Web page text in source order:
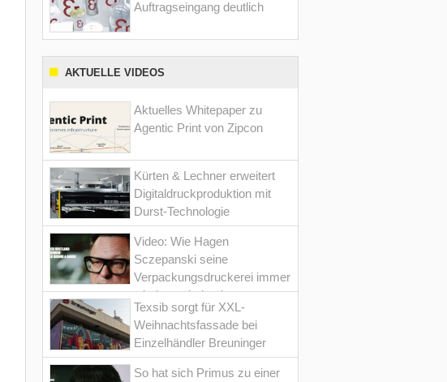
Auftragseingang deutlich
AKTUELLE VIDEOS
Aktuelles Whitepaper zu
Agentic Print von Zipcon
Kürten & Lechner erweitert
Digitaldruckproduktion mit
Durst-Technologie
Video: Wie Hagen
Sczepanski seine
Verpackungsdruckerei immer
wieder optimiert hat
Texsib sorgt für XXL-
Weihnachtsfassade bei
Einzelhändler Breuninger
So hat sich Primus zu einer